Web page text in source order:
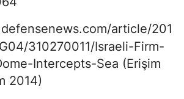
article/201
310270011/Israeli-Firm-
Intercepts-Sea (Erişim
2014)